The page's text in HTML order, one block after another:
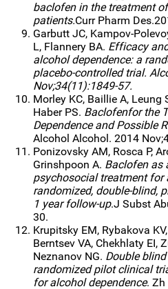
baclofen in the treatment
patients.Curr Pharm
Garbutt JC, Kampov-
L, Flannery BA. Efficacy
alcohol dependence: a
placebo-controlled trial.
Nov;34(11):1849-57.
Morley KC, Baillie A, Leung
Haber PS. Baclofenfor the
Dependence and Possible
Alcohol Alcohol. 2014
Ponizovsky AM, Rosca P,
Grinshpoon A. Baclofen as
psychosocial treatment for
randomized, double-blind,
1 year follow-up.J Subst
30.
Krupitsky EM, Rybakova
Berntsev VA, Chekhlaty EI,
Neznanov NG. Double
randomized pilot clinical
for alcohol dependence. Zh